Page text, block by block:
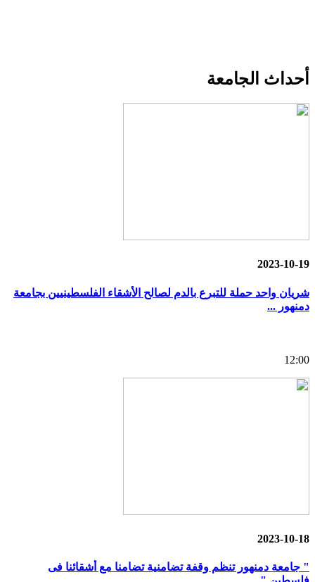
أحداث الجامعة
2023-10-19
شريان واحد حملة للتبرع بالدم لصالح الأشقاء الفلسطينيين بجامعة
دمنهور ...
12:00
2023-10-18
" جامعة دمنهور تنظم وقفة تضامنية تضامنا مع أشقائنا فى